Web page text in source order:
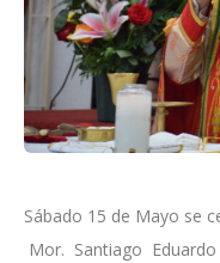
Sábado 15 de Mayo se
Mor. Santiago